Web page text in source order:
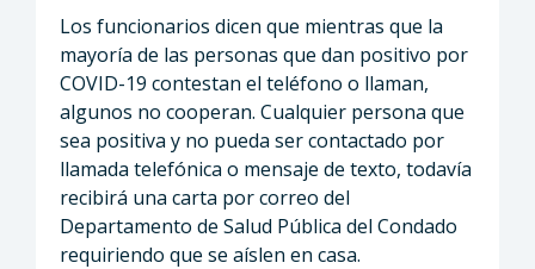
Los funcionarios dicen que mientras que la
mayoría de las personas que dan positivo por
COVID-19 contestan el teléfono o llaman,
algunos no cooperan. Cualquier persona que
sea positiva y no pueda ser contactado por
llamada telefónica o mensaje de texto, todavía
recibirá una carta por correo del
Departamento de Salud Pública del Condado
requiriendo que se aíslen en casa.